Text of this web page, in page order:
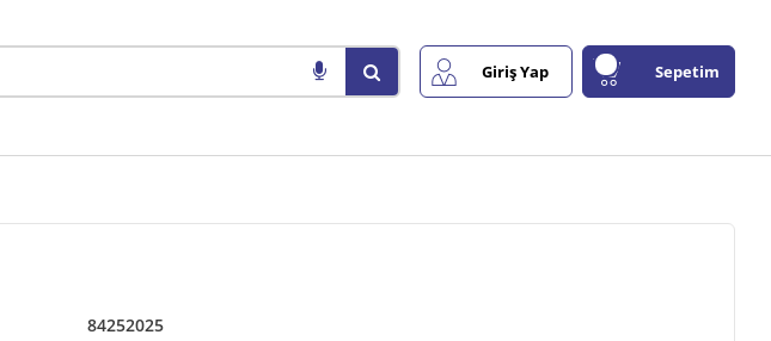
Giriş Yap Sepetim
84252025